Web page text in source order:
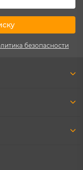
безопасности